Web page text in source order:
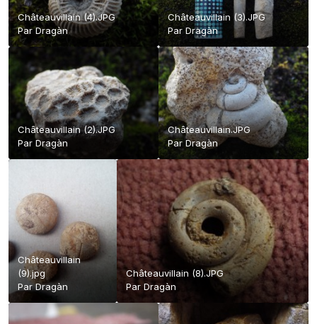
Châteauvillain (4).JPG
ParDragàn
Châteauvillain (3).JPG
Par Dragàn
Châteauvillain (2).JPG
Par Dragàn
Châteauvillain.JPG
ParDragàn
Châteauvillain
(9).jpg
ParDragàn
Châteauvillain (8).JPG
ParDragàn